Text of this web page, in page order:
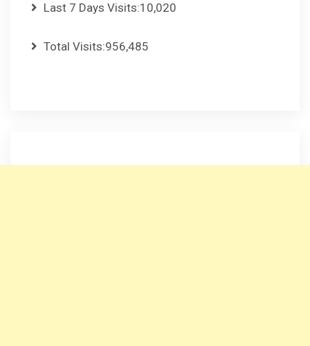
Last 7 Days Visits:10,020
Total Visits:956,485